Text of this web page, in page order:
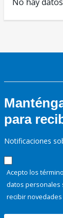
para
Notificaciones
Acepto los
datos personales
recibir